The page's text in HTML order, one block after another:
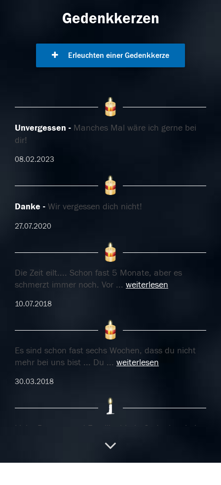
Gedenkkerzen
Erleuchten einer Gedenkkerze
Unvergessen
Manches Mal wäre ich gerne bei
dir!
08.02.2023
Danke Wir vergessen dich nicht!
27.07.2020
Die Zeit eilt.... Schon fast 5 Monate, aber es
schmerzt immer noch. Vor ... weiterlesen
10.07.2018
Es sind schon fast sechs Wochen, dass du nicht
mehr bei uns bist ... Du ... weiterlesen
30.03.2018
Liebe Dagmar und Familie, bin in Gedanken bei
Euch und melde mich auf ...